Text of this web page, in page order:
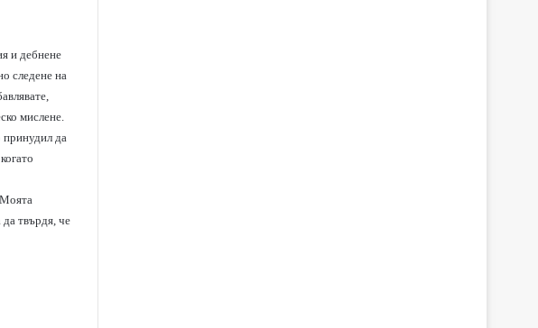
и дебнене
следене на
мислене.
принудил да
Моята
да твърдя, че